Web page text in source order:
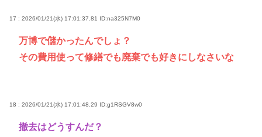
17 : 2026/01/21(水) 17:01:37.81 ID:na325N7M0
万博で儲かったんでしょ？
その費用使って修繕でも廃棄でも好きにしなさいな
18 : 2026/01/21(水) 17:01:48.29 ID:g1RSGV8w0
撤去はどうすんだ？